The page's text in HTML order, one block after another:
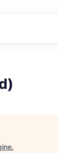
.